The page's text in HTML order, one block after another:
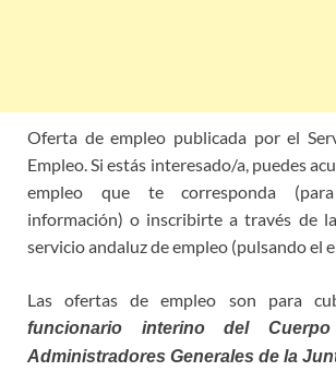
Oferta de empleo publicada por el
Empleo. Si estás interesado/a, puedes
empleo que te corresponda
información) o inscribirte a través de
servicio andaluz de empleo (pulsando el
Las ofertas de empleo son para
funcionario interino del
Administradores Generales de la